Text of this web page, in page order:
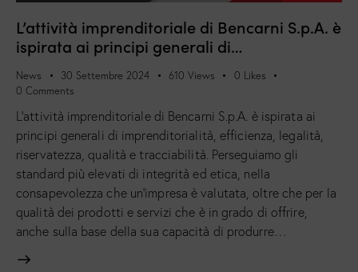
L’attività imprenditoriale di Bencarni S.p.A. è
ispirata ai principi generali di…
News 30 Settembre 2024 610 Views 0 Likes
0 Comments
L’attività imprenditoriale di Bencarni S.p.A. è ispirata ai
principi generali di imprenditorialità, efficienza, legalità,
riservatezza, qualità e tracciabilità. Perseguiamo gli
standard più elevati di integrità ed etica, nella
consapevolezza che un’impresa è valutata, oltre che per la
qualità dei prodotti e servizi che è in grado di offrire,
anche sulla base della sua capacità di produrre…